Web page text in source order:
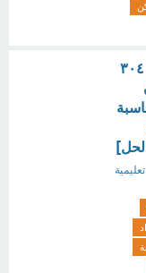
مع عصام ٥٠٠ ريال، أنفق منها ٣٠٤
حاسبة